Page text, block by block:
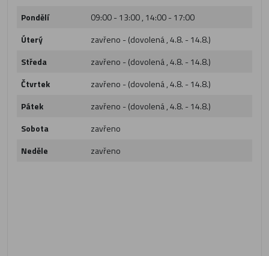
Pondělí
09:00 - 13:00 , 14:00 - 17:00
Úterý
zavřeno - (dovolená , 4.8. - 14.8.)
Středa
zavřeno - (dovolená , 4.8. - 14.8.)
Čtvrtek
zavřeno - (dovolená , 4.8. - 14.8.)
Pátek
zavřeno - (dovolená , 4.8. - 14.8.)
Sobota
zavřeno
Neděle
zavřeno